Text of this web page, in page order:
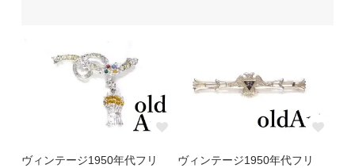
ヴィンテージ1950年代フリ
ヴィンテージ1950年代フリ